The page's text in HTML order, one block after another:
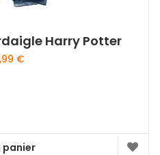
Harry Potter
€
panier